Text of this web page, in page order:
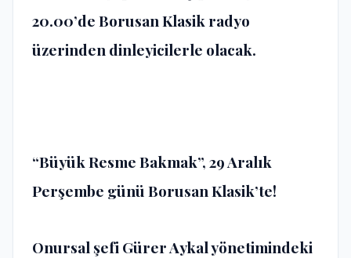
20.00’de Borusan Klasik radyo
üzerinden dinleyicilerle olacak.
“Büyük Resme Bakmak”, 29 Aralık
Perşembe günü Borusan Klasik’te!
Onursal şefi Gürer Aykal yönetimindeki